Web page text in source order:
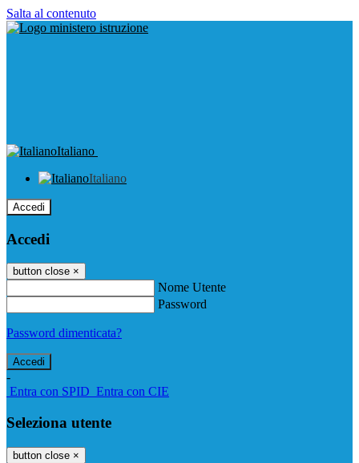
Salta al contenuto
Italiano
Italiano
Accedi
Accedi
button close ×
Nome Utente
Password
Password dimenticata?
-
Entra con SPID Entra con CIE
Seleziona utente
button close ×